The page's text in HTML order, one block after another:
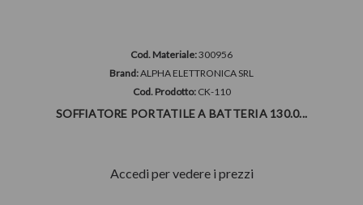
Cod. Materiale:300956
Brand:ALPHA ELETTRONICA SRL
Cod. Prodotto: CK-110
SOFFIATORE PORTATILE A BATTERIA 130.0...
Accedi per vedere i prezzi